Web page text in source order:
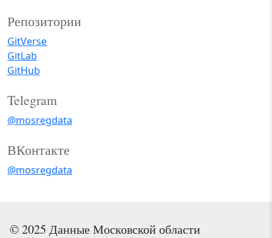
Репозитории
GitVerse
GitLab
GitHub
Telegram
@mosregdata
ВКонтакте
@mosregdata
© 2025 Данные Московской области